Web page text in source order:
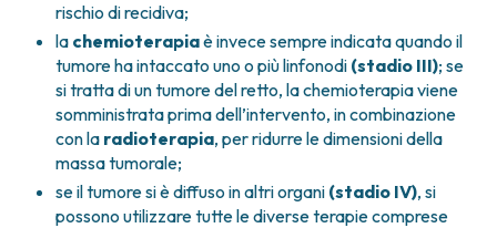
contrasto,
Ecografia trans-rettale,
Eco-endoscopia.
probabilità di successo.
rischio di recidiva;
la chemioterapiaè invece sempre indicata quando il
tumore ha intaccato uno o più linfonodi (stadio III); se
si tratta di un tumore del retto, la chemioterapia viene
somministrata prima dell’intervento, in combinazione
con la radioterapia, per ridurre le dimensioni della
massa tumorale;
se il tumore si è diffuso in altri organi (stadio IV), si
possono utilizzare tutte le diverse terapie comprese